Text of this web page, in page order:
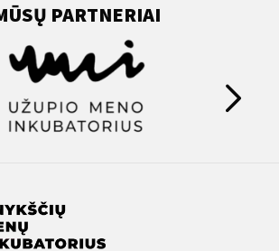
PARTNERIAI